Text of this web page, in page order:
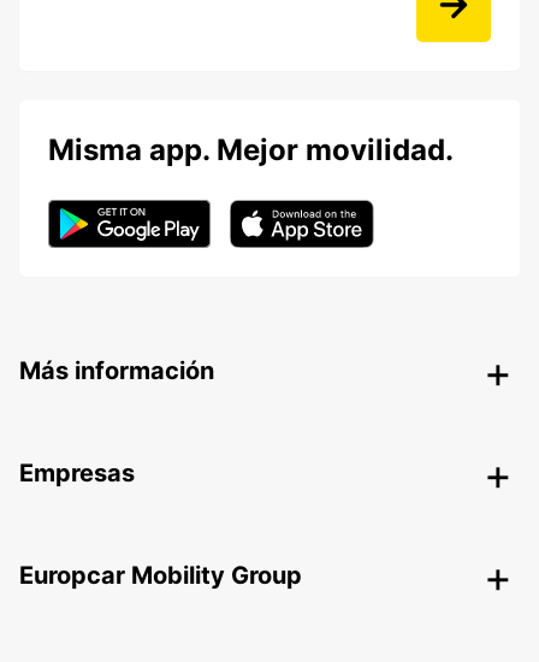
Misma app. Mejor movilidad.
Más información
Empresas
Europcar Mobility Group